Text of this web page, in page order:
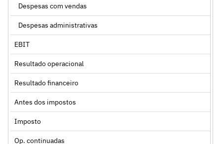
Despesas com vendas
Despesas administrativas
EBIT
Resultado operacional
Resultado financeiro
Antes dos impostos
Imposto
Op. continuadas